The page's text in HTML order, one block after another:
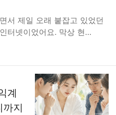
서 제일 오래 붙잡고 있었던
터넷이었어요. 막상 현…
계
지